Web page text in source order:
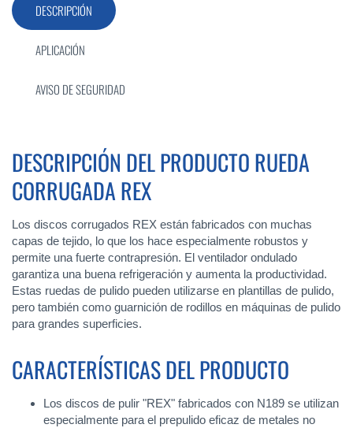
DESCRIPCIÓN
DESCRIPCIÓN DEL PRODUCTO RUEDA
CORRUGADA REX
Los discos corrugados REX están fabricados con muchas
capas de tejido, lo que los hace especialmente robustos y
permite una fuerte contrapresión. El ventilador ondulado
garantiza una buena refrigeración y aumenta la productividad.
Estas ruedas de pulido pueden utilizarse en plantillas de pulido,
pero también como guarnición de rodillos en máquinas de pulido
para grandes superficies.
CARACTERÍSTICAS DEL PRODUCTO
Los discos de pulir "REX" fabricados con N189 se utilizan
especialmente para el prepulido eficaz de metales no
APLICACIÓN
AVISO DE SEGURIDAD